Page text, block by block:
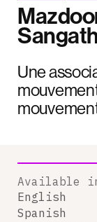
Une
Available
English
Spanish